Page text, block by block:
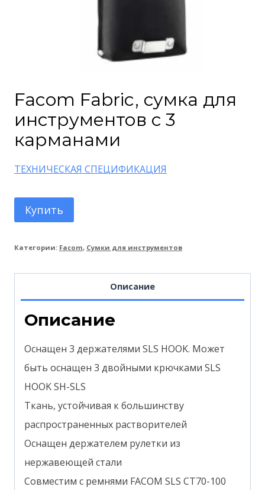
Facom Fabric, сумка для
инструментов с 3
карманами
ТЕХНИЧЕСКАЯ СПЕЦИФИКАЦИЯ
Купить
Категории: Facom, Сумки для инструментов
Описание
Описание
Оснащен 3 держателями SLS HOOK. Может
быть оснащен 3 двойными крючками SLS
HOOK SH-SLS
Ткань, устойчивая к большинству
распространенных растворителей
Оснащен держателем рулетки из
нержавеющей стали
Совместим с ремнями FACOM SLS CT70-100